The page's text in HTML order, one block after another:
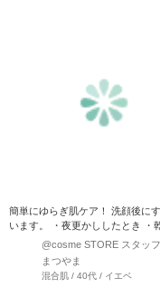
簡単にゆらぎ肌ケア！ 洗顔後に
います。 ・夜更かししたとき ・
になるとき ・肌荒れ…
@cosme STORE スタッフ
まつやま
混合肌 / 40代 / イエベ